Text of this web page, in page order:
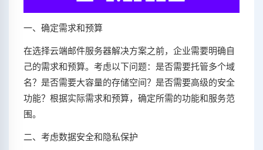
一、确定需求和预算
在选择云端邮件服务器解决方案之前，企业需要明确自
己的需求和预算。考虑以下问题：是否需要托管多个域
名？是否需要大容量的存储空间？是否需要高级的安全
功能？根据实际需求和预算，确定所需的功能和服务范
围。
二、考虑数据安全和隐私保护